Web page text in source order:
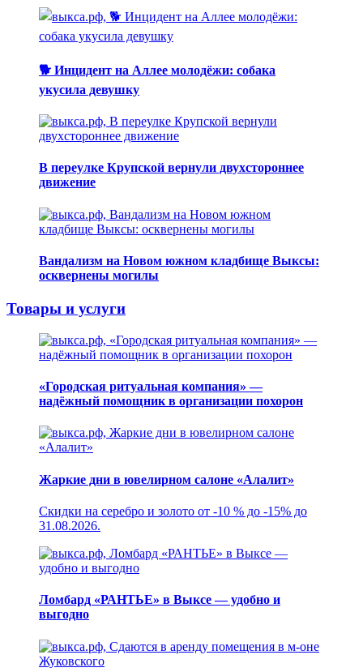
🐕 Инцидент на Аллее молодёжи: собака
укусила девушку
В переулке Крупской вернули двухстороннее
движение
Вандализм на Новом южном кладбище Выксы:
осквернены могилы
Товары и услуги
«Городская ритуальная компания» —
надёжный помощник в организации похорон
Жаркие дни в ювелирном салоне «Алалит»
Скидки на серебро и золото от -10 % до -15% до
31.08.2026.
Ломбард «РАНТЬЕ» в Выксе — удобно и
выгодно